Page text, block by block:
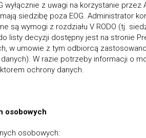
z uwagi na korzystanie
siedzibę poza EOG. Administrator
są wymogi z rozdziału V RODO (tj.
listy decyzji dostępny jest na stronie
w umowie z tym odbiorcą
W razie potrzeby informacji o
ochrony danych.
osobowych
osobowych: